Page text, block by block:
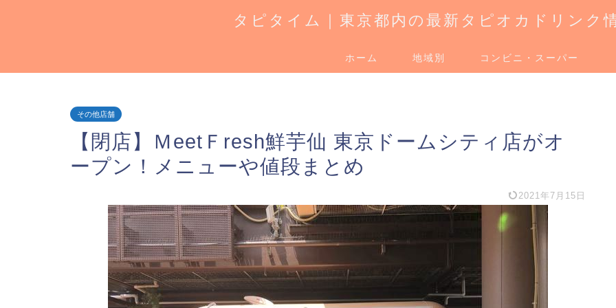
タピタイム｜東京都内の最新タピオカドリンク
ホーム 地域別 コンビニ・スーパー
その他店舗
【閉店】ＭeetＦresh鮮芋仙 東京ドームシティ店がオ
ープン！メニューや値段まとめ
2021年7月15日